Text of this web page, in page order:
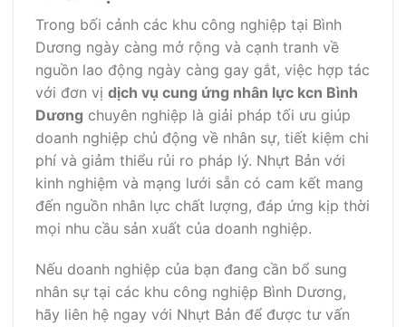
Trong bối cảnh các khu công nghiệp tại Bình
Dương ngày càng mở rộng và cạnh tranh về
nguồn lao động ngày càng gay gắt, việc hợp tác
với đơn vị dịch vụ cung ứng nhân lực kcn Bình
Dương chuyên nghiệp là giải pháp tối ưu giúp
doanh nghiệp chủ động về nhân sự, tiết kiệm chi
phí và giảm thiểu rủi ro pháp lý. Nhựt Bản với
kinh nghiệm và mạng lưới sẵn có cam kết mang
đến nguồn nhân lực chất lượng, đáp ứng kịp thời
mọi nhu cầu sản xuất của doanh nghiệp.
Nếu doanh nghiệp của bạn đang cần bổ sung
nhân sự tại các khu công nghiệp Bình Dương,
hãy liên hệ ngay với Nhựt Bản để được tư vấn